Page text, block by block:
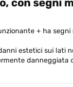
con segni
+ ha segni
estetici sui lati